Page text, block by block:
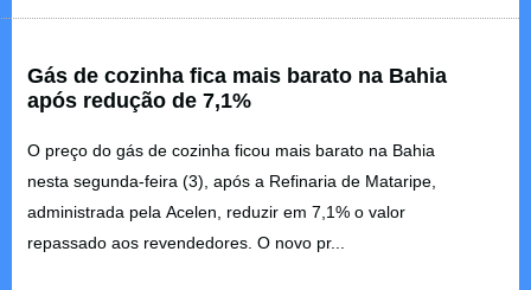
Gás de cozinha fica mais barato na Bahia
após redução de 7,1%
O preço do gás de cozinha ficou mais barato na Bahia
nesta segunda-feira (3), após a Refinaria de Mataripe,
administrada pela Acelen, reduzir em 7,1% o valor
repassado aos revendedores. O novo pr...